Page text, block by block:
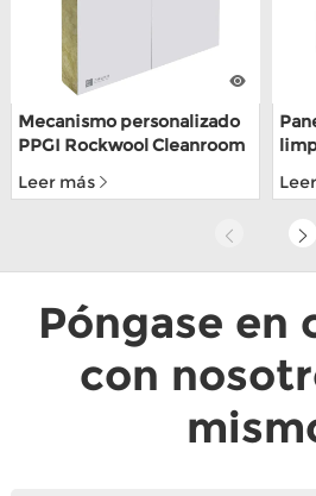
Mecanismo personalizado
PPGI Rockwool Cleanroom
alimentos
Leer más
a
Póngase en
con